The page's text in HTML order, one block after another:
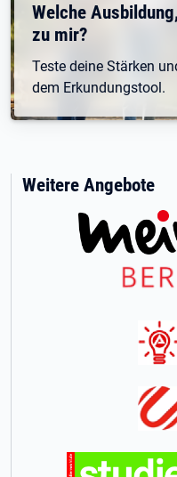
Welche
zu mir?
Teste deine Stärken
dem Erkundungstool.
Weitere Angebote